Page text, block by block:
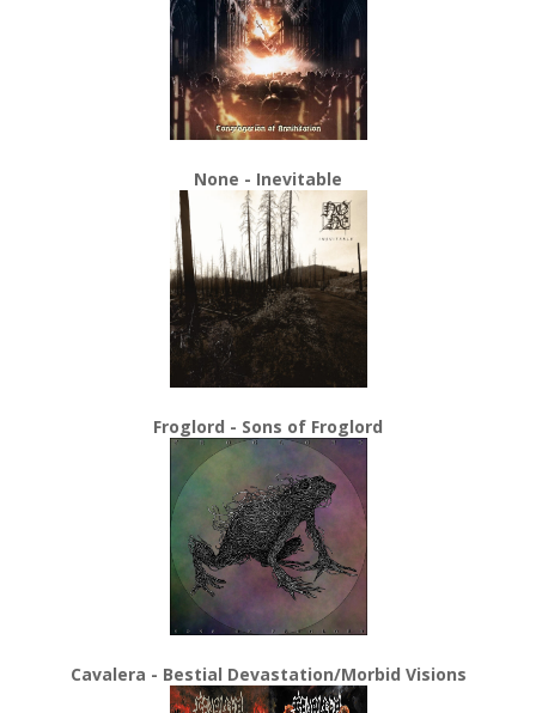
None - Inevitable
Froglord - Sons of Froglord
Cavalera - Bestial Devastation/Morbid Visions